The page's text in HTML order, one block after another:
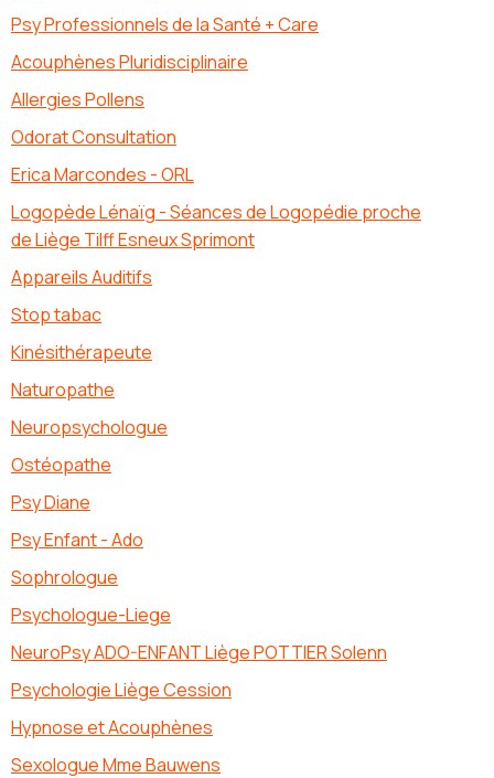
Psy Professionnels de la Santé + Care
Acouphènes Pluridisciplinaire
Allergies Pollens
Odorat Consultation
Erica Marcondes - ORL
Logopède Lénaïg - Séances de Logopédie proche
de Liège Tilff Esneux Sprimont
Appareils Auditifs
Stop tabac
Kinésithérapeute
Naturopathe
Neuropsychologue
Ostéopathe
Psy Diane
Psy Enfant - Ado
Sophrologue
Psychologue-Liege
NeuroPsy ADO-ENFANT Liège POTTIER Solenn
Psychologie Liège Cession
Hypnose et Acouphènes
Sexologue Mme Bauwens